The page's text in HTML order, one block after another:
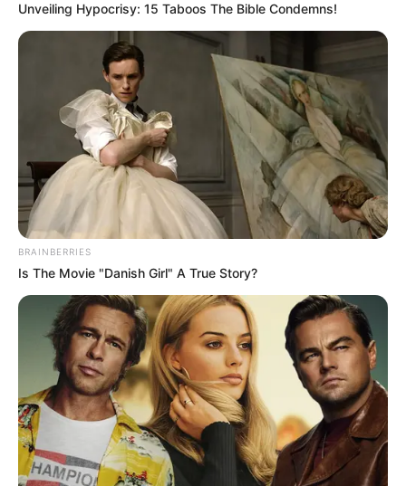
Jodoh atau Bukan
8.3 /10 (1 Votes)
Unveiling Hypocrisy: 15 Taboos The Bible Condemns!
BRAINBERRIES
Is The Movie "Danish Girl" A True Story?